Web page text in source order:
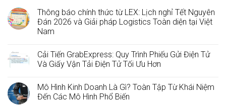
Thông báo chính thức từ LEX: Lịch nghỉ Tết Nguyên
Đán 2026 và Giải pháp Logistics Toàn diện tại Việt
Nam
Cải Tiến GrabExpress: Quy Trình Phiếu Gửi Điện Tử
Và Giấy Vận Tải Điện Tử Tối Ưu Hơn
Mô Hình Kinh Doanh Là Gì? Toàn Tập Từ Khái Niệm
Đến Các Mô Hình Phổ Biến